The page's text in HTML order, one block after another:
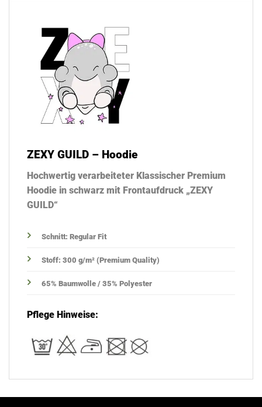
ZEXY GUILD – Hoodie
Hochwertig verarbeiteter Klassischer Premium
Hoodie in schwarz mit Frontaufdruck „ZEXY
GUILD“
Schnitt: Regular Fit
Stoff: 300 g/m² (Premium Quality)
65% Baumwolle / 35% Polyester
Pflege Hinweise: